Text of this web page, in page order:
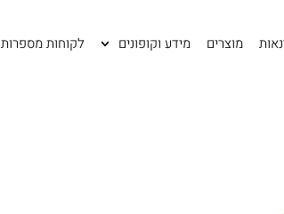
מוצרים מידע וקופונים לקוחות מספרות